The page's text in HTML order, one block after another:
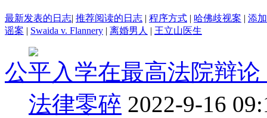
最新发表的日志| 推荐阅读的日志 | 程序方式 | 哈佛歧视案 | 添
谣案 | Swaida v. Flannery | 离婚男人 | 王立山医生
公平入学在最高法院辩
法律零碎 2022-9-16